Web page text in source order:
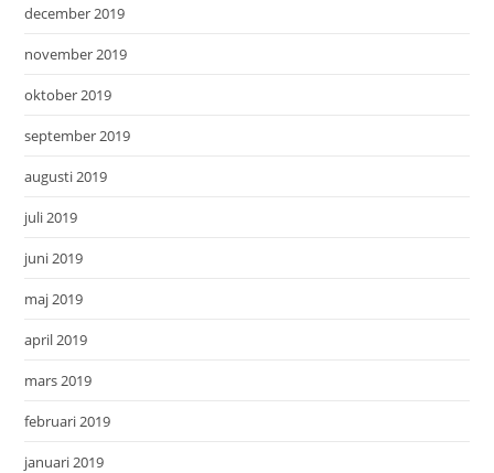
december 2019
november 2019
oktober 2019
september 2019
augusti 2019
juli 2019
juni 2019
maj 2019
april 2019
mars 2019
februari 2019
januari 2019